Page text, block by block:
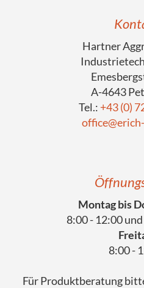
Hartner
A-4643
Tel.: +43 (0)
Montag bis
8:00 - 12:00
8:00 -
Für Produktberatung